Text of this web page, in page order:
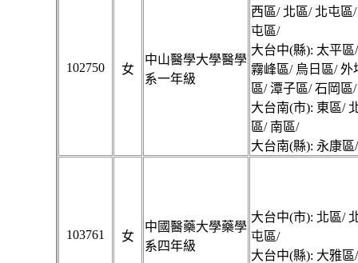
102750 女
中山醫學大學醫學
系一年級
西區/ 北區/ 北屯區
屯區/
大台中(縣): 太平區
霧峰區/ 烏日區/ 外
區/ 潭子區/ 石岡區/
大台南(市): 東區/
區/ 南區/
大台南(縣): 永康區/
103761 女
中國醫藥大學藥學
系四年級
大台中(市): 北區/
屯區/
大台中(縣): 大雅區/